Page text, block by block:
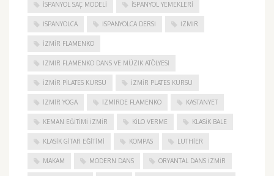
İSPANYOL SAÇ MODELI İSPANYOL YEMEKLERI
İSPANYOLCA İSPANYOLCA DERSI IZMIR
IZMIR FLAMENKO
İZMIR FLAMENKO DANS VE MÜZIK ATÖLYESI
İZMIR PILATES KURSU İZMIR PLATES KURSU
İZMIR YOGA IZMIRDE FLAMENKO KASTANYET
KEMAN EĞITIMI İZMIR KILO VERME KLASIK BALE
KLASIK GITAR EĞITIMI KOMPAS LUTHIER
MAKAM MODERN DANS ORYANTAL DANS İZMIR